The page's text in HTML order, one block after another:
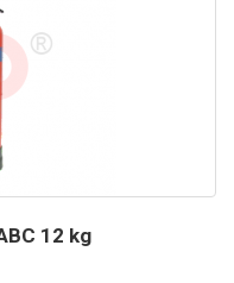
12 kg